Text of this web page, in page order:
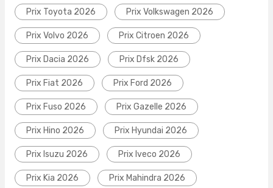
Prix Toyota 2026 Prix Volkswagen 2026
Prix Volvo 2026 Prix Citroen 2026
Prix Dacia 2026 Prix Dfsk 2026
Prix Fiat 2026 Prix Ford 2026
Prix Fuso 2026 Prix Gazelle 2026
Prix Hino 2026 Prix Hyundai 2026
Prix Isuzu 2026 Prix Iveco 2026
Prix Kia 2026 Prix Mahindra 2026